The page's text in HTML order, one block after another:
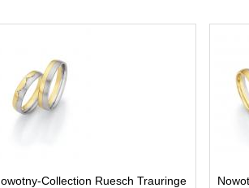
Collection Ruesch Trauringe